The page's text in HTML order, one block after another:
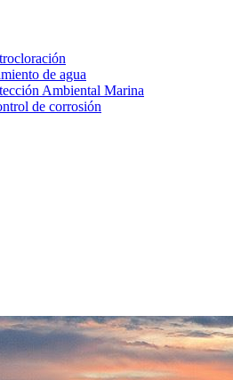
de agua
Ambiental Marina
de corrosión